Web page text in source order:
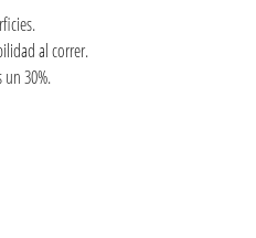
al correr.
un 30%.